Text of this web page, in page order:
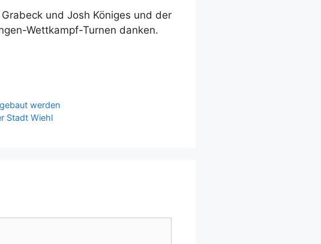
und Josh Königes und der
Wettkampf-Turnen danken.
werden
Stadt Wiehl